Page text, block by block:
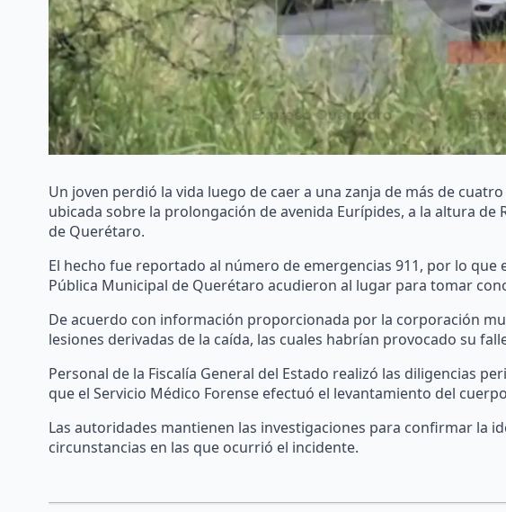
Un joven perdió la vida luego de caer a una zanja de más de
ubicada sobre la prolongación de avenida Eurípides, a la altura de
de Querétaro.
El hecho fue reportado al número de emergencias 911, por lo que
Pública Municipal de Querétaro acudieron al lugar para tomar
De acuerdo con información proporcionada por la corporación
lesiones derivadas de la caída, las cuales habrían provocado su
Personal de la Fiscalía General del Estado realizó las diligencias
que el Servicio Médico Forense efectuó el levantamiento del
Las autoridades mantienen las investigaciones para confirmar la
circunstancias en las que ocurrió el incidente.